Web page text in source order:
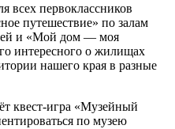
всех первоклассников
путешествие» по залам
и «Мой дом — моя
интересного о жилищах
нашего края в разные
квест-игра «Музейный
по музею